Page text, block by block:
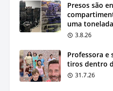
Presos são
uma
3.8.26
Professora e
tiros dentro
31.7.26